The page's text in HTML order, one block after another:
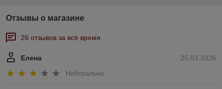
Отзывы о магазине
26 отзывов за всё время
25.03.2026
Елена
Нейтрально